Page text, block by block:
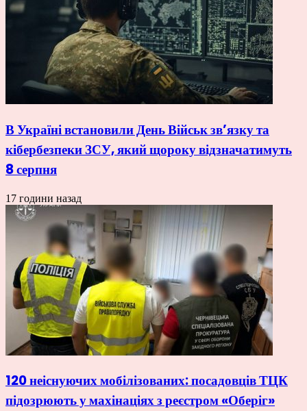
В Україні встановили День Військ зв’язку та
кібербезпеки ЗСУ, який щороку відзначатимуть
8 серпня
17 години назад
120 неіснуючих мобілізованих: посадовців ТЦК
підозрюють у махінаціях з реєстром «Оберіг»